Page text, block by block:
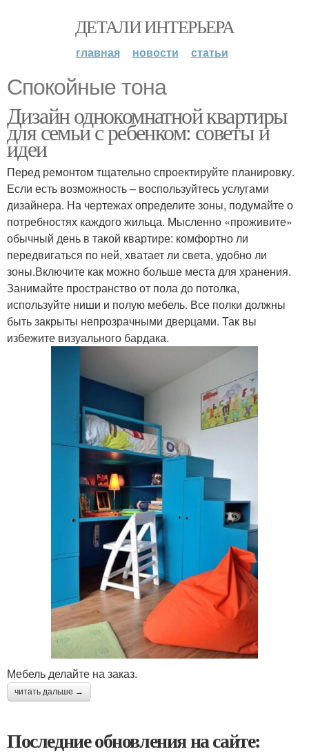
ДЕТАЛИ ИНТЕРЬЕРА
главная новости статьи
Спокойные тона
Дизайн однокомнатной квартиры
для семьи с ребенком: советы и
идеи
Перед ремонтом тщательно спроектируйте планировку.
Если есть возможность – воспользуйтесь услугами
дизайнера. На чертежах определите зоны, подумайте о
потребностях каждого жильца. Мысленно «проживите»
обычный день в такой квартире: комфортно ли
передвигаться по ней, хватает ли света, удобно ли
зоны.Включите как можно больше места для хранения.
Занимайте пространство от пола до потолка,
используйте ниши и полую мебель. Все полки должны
быть закрыты непрозрачными дверцами. Так вы
избежите визуального бардака.
Мебель делайте на заказ.
читать дальше →
Последние обновления на сайте: